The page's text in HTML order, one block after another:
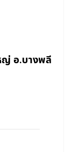
ญ่ อ.บางพลี